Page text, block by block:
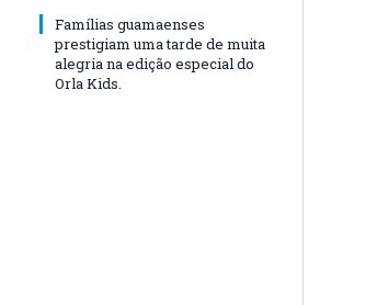
Famílias guamaenses
prestigiam uma tarde de muita
alegria na edição especial do
Orla Kids.